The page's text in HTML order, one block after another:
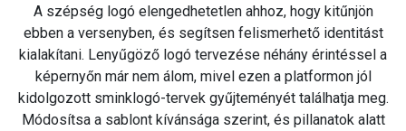
A szépség logó elengedhetetlen ahhoz, hogy kitűnjön
ebben a versenyben, és segítsen felismerhető identitást
kialakítani. Lenyűgöző logó tervezése néhány érintéssel a
képernyőn már nem álom, mivel ezen a platformon jól
kidolgozott sminklogó-tervek gyűjteményét találhatja meg.
Módosítsa a sablont kívánsága szerint, és pillanatok alatt